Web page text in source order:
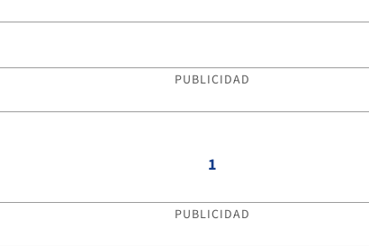
PUBLICIDAD
1
PUBLICIDAD